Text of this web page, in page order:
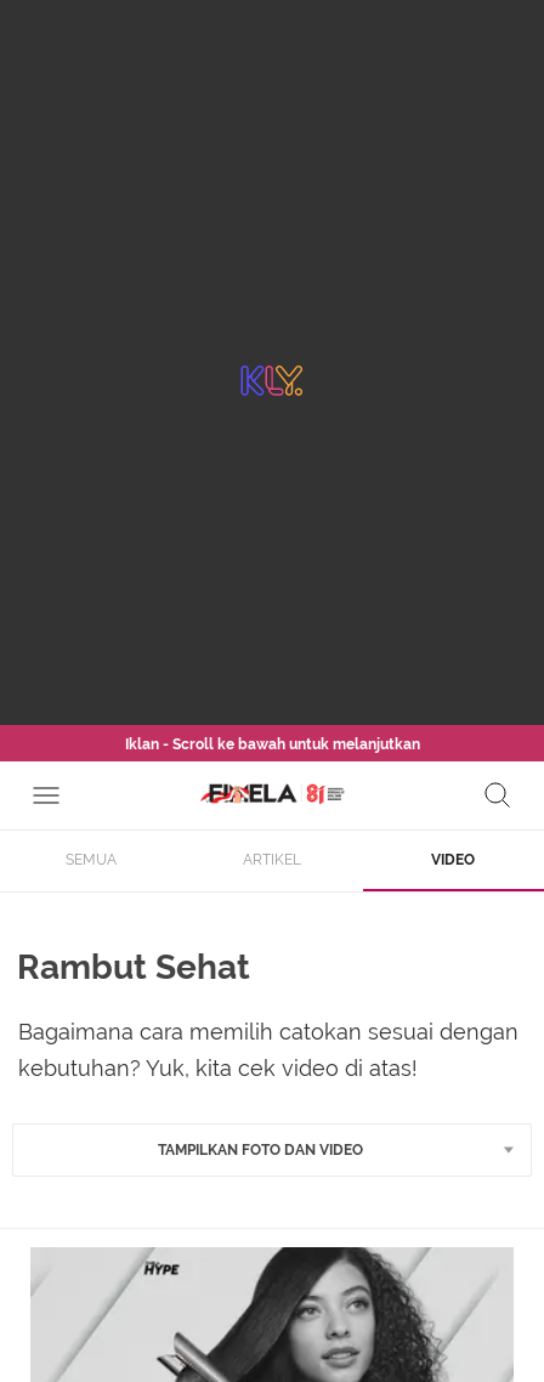
Iklan - Scroll ke bawah untuk melanjutkan
SEMUA ARTIKEL VIDEO
Rambut Sehat
Bagaimana cara memilih catokan sesuai dengan
kebutuhan? Yuk, kita cek video di atas!
TAMPILKAN FOTO DAN VIDEO